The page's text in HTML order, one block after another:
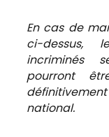
En cas de
ci-dessus,
incriminés
pourront
national.